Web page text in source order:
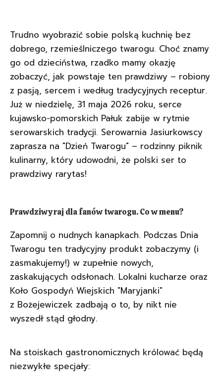
Trudno wyobrazić sobie polską kuchnię bez
dobrego, rzemieślniczego twarogu. Choć znamy
go od dzieciństwa, rzadko mamy okazję
zobaczyć, jak powstaje ten prawdziwy – robiony
z pasją, sercem i według tradycyjnych receptur.
Już w niedzielę, 31 maja 2026 roku, serce
kujawsko-pomorskich Pałuk zabije w rytmie
serowarskich tradycji. Serowarnia Jasiurkowscy
zaprasza na "Dzień Twarogu" – rodzinny piknik
kulinarny, który udowodni, że polski ser to
prawdziwy rarytas!
Prawdziwy raj dla fanów twarogu. Co w menu?
Zapomnij o nudnych kanapkach. Podczas Dnia
Twarogu ten tradycyjny produkt zobaczymy (i
zasmakujemy!) w zupełnie nowych,
zaskakujących odsłonach. Lokalni kucharze oraz
Koło Gospodyń Wiejskich "Maryjanki"
z Bożejewiczek zadbają o to, by nikt nie
wyszedł stąd głodny.
Na stoiskach gastronomicznych królować będą
niezwykłe specjały: